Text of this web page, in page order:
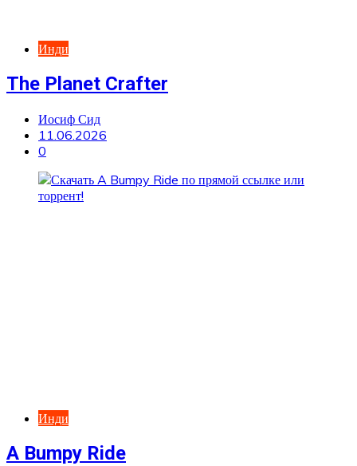
Инди
The Planet Crafter
Иосиф Сид
11.06.2026
0
Инди
A Bumpy Ride